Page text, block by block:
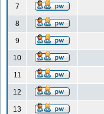
7
8
9
10
11
12
13